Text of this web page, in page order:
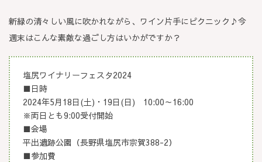
新緑の清々しい風に吹かれながら、ワイン片手にピクニック♪今
週末はこんな素敵な過ごし方はいかがですか？
塩尻ワイナリーフェスタ2024
■日時
2024年5月18日(土)・19日(日) 10:00～16:00
※両日とも9:00受付開始
■会場
平出遺跡公園（長野県塩尻市宗賀388-2）
■参加費